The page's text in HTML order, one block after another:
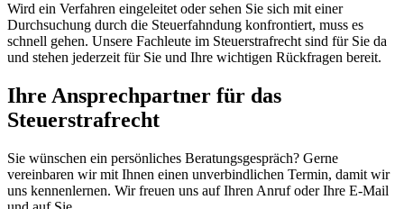
Wird ein Verfahren eingeleitet oder sehen Sie sich mit einer
Durchsuchung durch die Steuerfahndung konfrontiert, muss es
schnell gehen. Unsere Fachleute im Steuerstrafrecht sind für Sie da
und stehen jederzeit für Sie und Ihre wichtigen Rückfragen bereit.
Ihre Ansprechpartner für das
Steuerstrafrecht
Sie wünschen ein persönliches Beratungsgespräch? Gerne
vereinbaren wir mit Ihnen einen unverbindlichen Termin, damit wir
uns kennenlernen. Wir freuen uns auf Ihren Anruf oder Ihre E-Mail